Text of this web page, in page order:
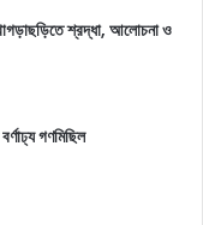
শ্রদ্ধা, আলোচনা ও
গণমিছিল